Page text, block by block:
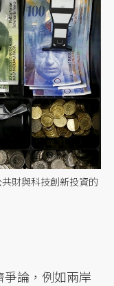
財與科技創新投資的
論，例如兩岸